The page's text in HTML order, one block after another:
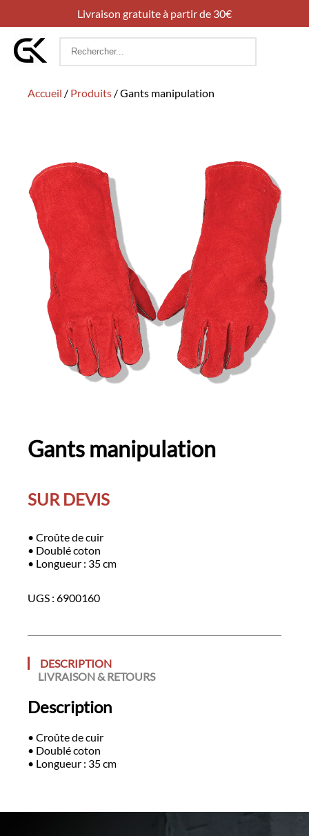
Livraison gratuite à partir de 30€
Rechercher
Accueil / Produits /Gants manipulation
Gants manipulation
SUR DEVIS
• Croûte de cuir
• Doublé coton
• Longueur : 35 cm
UGS : 6900160
DESCRIPTION
LIVRAISON & RETOURS
Description
• Croûte de cuir
• Doublé coton
• Longueur : 35 cm